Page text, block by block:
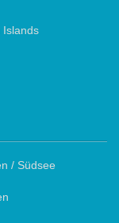
Islands
/ Südsee